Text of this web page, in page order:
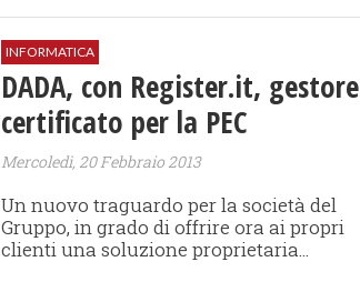
INFORMATICA
DADA, con Register.it, gestore
certificato per la PEC
Mercoledì, 20 Febbraio 2013
Un nuovo traguardo per la società del
Gruppo, in grado di offrire ora ai propri
clienti una soluzione proprietaria...